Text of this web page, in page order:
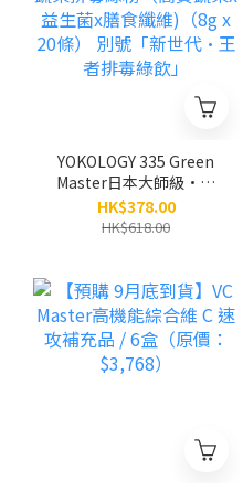
YOKOLOGY 335 Green
Master日本大師級•發
酵蔬果排毒綠粉（高質蔬
果x益生菌x膳食纖維)
HK$378.00
HK$618.00